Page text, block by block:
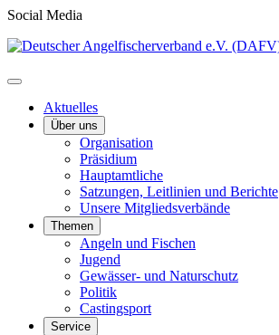
Social Media
Aktuelles
Über uns
Organisation
Präsidium
Hauptamtliche
Satzungen, Leitlinien und Berichte
Unsere Mitgliedsverbände
Themen
Angeln und Fischen
Jugend
Gewässer- und Naturschutz
Politik
Castingsport
Service